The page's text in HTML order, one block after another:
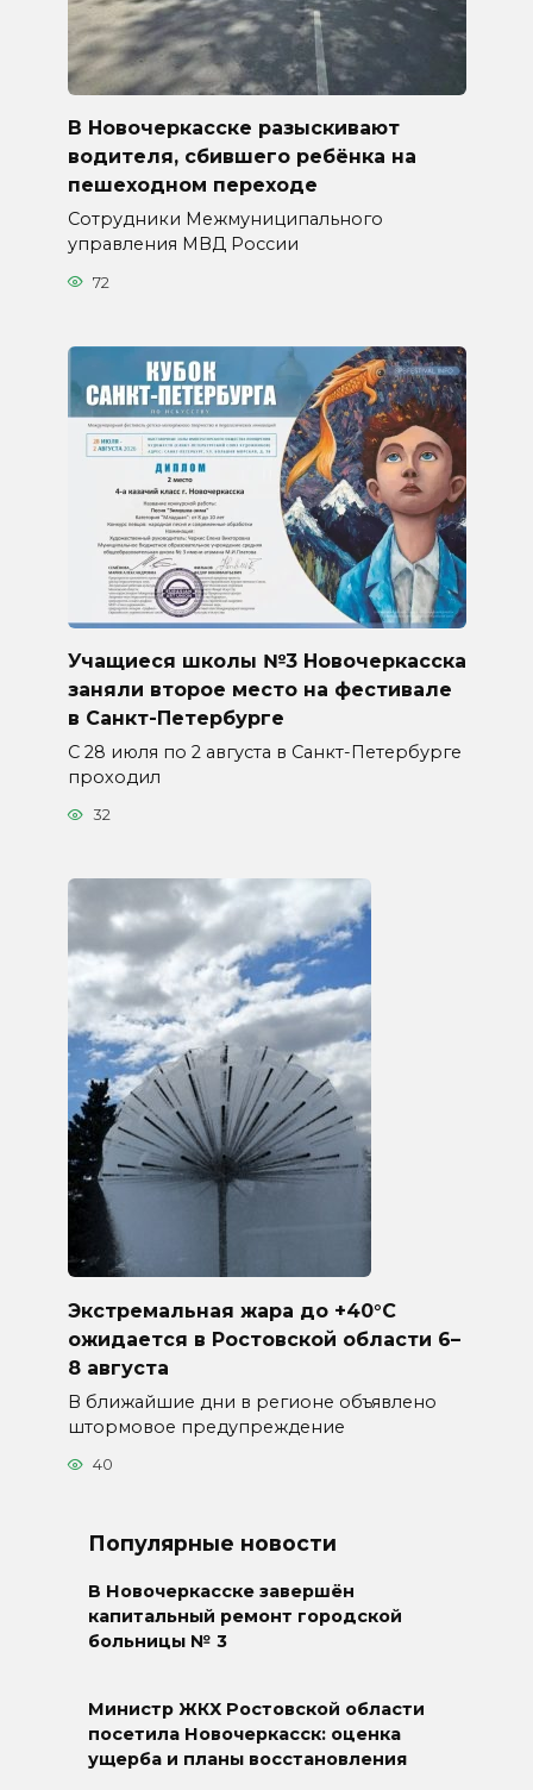
В Новочеркасске разыскивают
водителя, сбившего ребёнка на
пешеходном переходе
Сотрудники Межмуниципального
управления МВД России
72
Учащиеся школы №3 Новочеркасска
заняли второе место на фестивале
в Санкт-Петербурге
С 28 июля по 2 августа в Санкт-Петербурге
проходил
32
Экстремальная жара до +40°C
ожидается в Ростовской области 6–
8 августа
В ближайшие дни в регионе объявлено
штормовое предупреждение
40
Популярные новости
В Новочеркасске завершён
капитальный ремонт городской
больницы № 3
Министр ЖКХ Ростовской области
посетила Новочеркасск: оценка
ущерба и планы восстановления